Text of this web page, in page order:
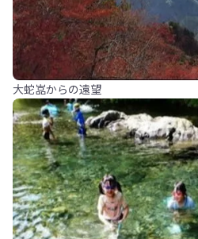
大蛇嵓からの遠望